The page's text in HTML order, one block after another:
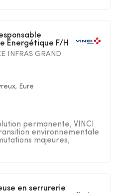
Énergétique F/H
INFRAS GRAND
Eure
permanente, VINCI
environnementale
majeures,
en serrurerie